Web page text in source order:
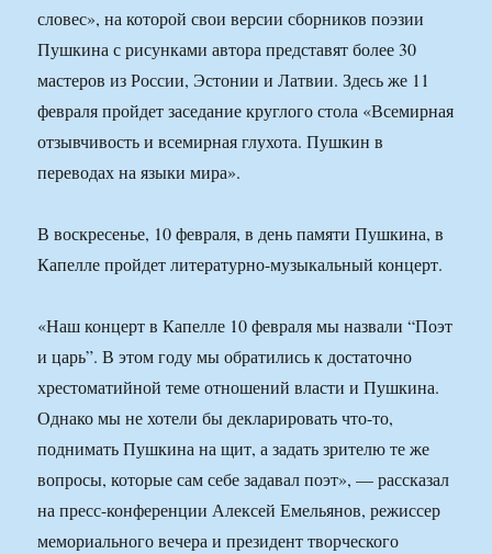
словес», на которой свои версии сборников поэзии
Пушкина с рисунками автора представят более 30
мастеров из России, Эстонии и Латвии. Здесь же 11
февраля пройдет заседание круглого стола «Всемирная
отзывчивость и всемирная глухота. Пушкин в
переводах на языки мира».
В воскресенье, 10 февраля, в день памяти Пушкина, в
Капелле пройдет литературно-музыкальный концерт.
«Наш концерт в Капелле 10 февраля мы назвали “Поэт
и царь”. В этом году мы обратились к достаточно
хрестоматийной теме отношений власти и Пушкина.
Однако мы не хотели бы декларировать что-то,
поднимать Пушкина на щит, а задать зрителю те же
вопросы, которые сам себе задавал поэт», — рассказал
на пресс-конференции Алексей Емельянов, режиссер
мемориального вечера и президент творческого